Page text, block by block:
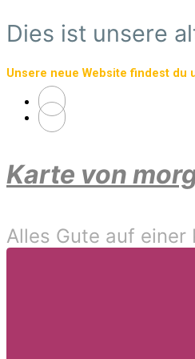
Zum
Hauptinhalt
Dies ist unsere
Unsere neue Website findest du
Karte von
Alles Gute auf einer